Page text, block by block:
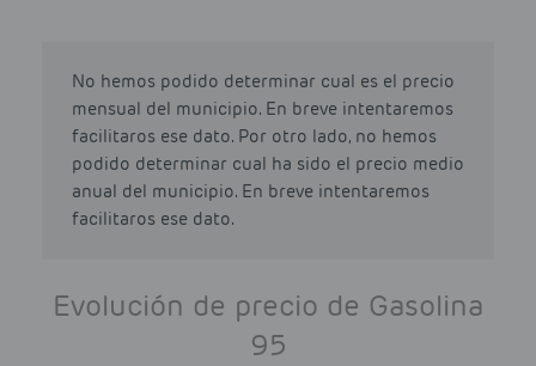
No hemos podido determinar cual es el precio
mensual del municipio. En breve intentaremos
facilitaros ese dato. Por otro lado, no hemos
podido determinar cual ha sido el precio medio
anual del municipio. En breve intentaremos
facilitaros ese dato.
Evolución de precio de Gasolina
95